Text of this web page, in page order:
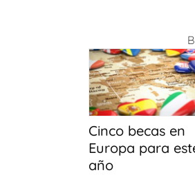
ar
tir
Cinco becas en
Europa para
año